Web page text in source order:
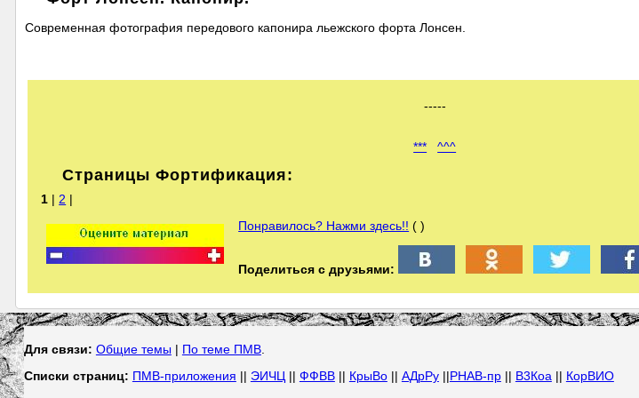
Современная фотография передового капонира льежского форта Лонсен.
-----
*** ^^^
Страницы Фортификация:
1 | 2 |
Понравилось? Нажми здесь!! ( )
Поделиться с друзьями:
Для связи: Общие темы | По теме ПМВ.
Списки страниц: ПМВ-приложения || ЭИЧЦ || ФФВВ|| КрыВо|| АДрРу||РНАВ-пр|| В3Коа || КорВИО